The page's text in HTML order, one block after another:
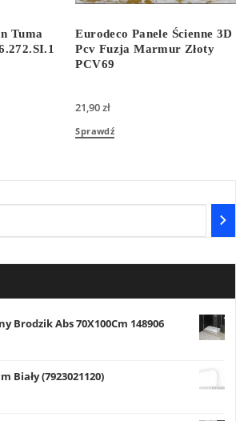
Tuma
Eurodeco Panele Ścienne 3D
Pcv Fuzja Marmur Złoty
PCV69
21,90zł
Sprawdź
Brodzik Abs 70X100Cm 148906
Biały (7923021120)